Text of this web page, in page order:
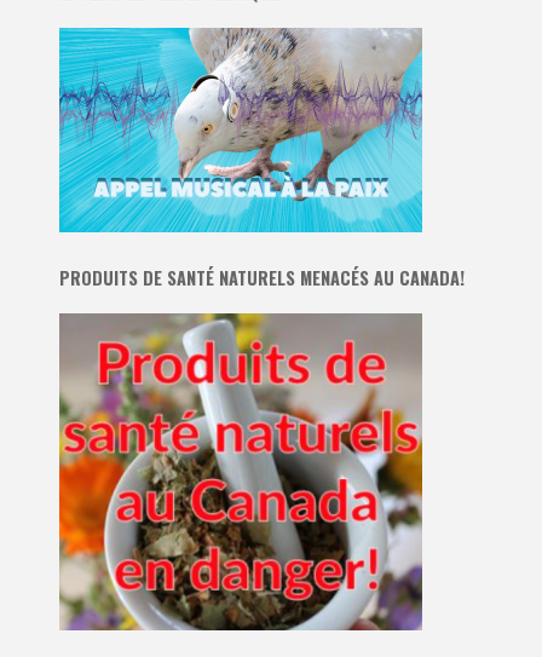
PRODUITS DE SANTÉ NATURELS MENACÉS AU CANADA!